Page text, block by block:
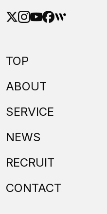
TOP
ABOUT
SERVICE
NEWS
RECRUIT
CONTACT